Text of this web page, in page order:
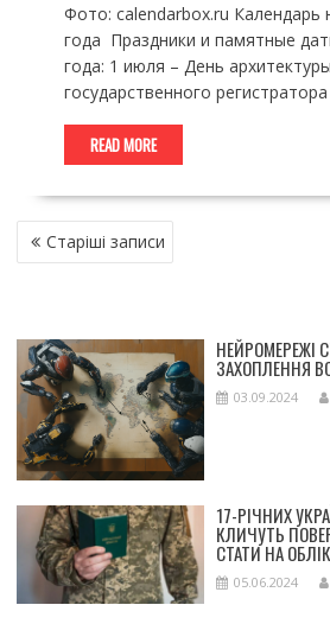
Фото: calendarbox.ru Календарь
года Праздники и памятные
года: 1 июля – День
государственного
READ MORE
НАВІГАЦІЯ
ЗА Старіші записи
НЕЙРОМЕРЕЖІ
ЗАХОПЛЕННЯ
03.09.2024
17-РІЧНИХ
КЛИЧУТЬ
СТАТИ НА
05.06.2024